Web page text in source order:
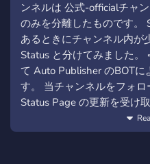
ンネルは 公式-officialチャ
のみを分離したものです。
あるときにチャンネル内が
Status と分けてみました。
て Auto Publisher のBOTに
す。 当チャンネルをフォ
Status Page の更新を受け
Status Page の投稿は
タイムラグはありません。